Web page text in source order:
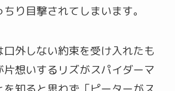
り目撃されてしまいます。
外しない約束を受け入れたも
想いするリズがスパイダーマ